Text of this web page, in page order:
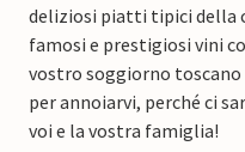
deliziosi piatti tipici della
famosi e prestigiosi vini
vostro soggiorno
per annoiarvi, perché ci
voi e la vostra famiglia!